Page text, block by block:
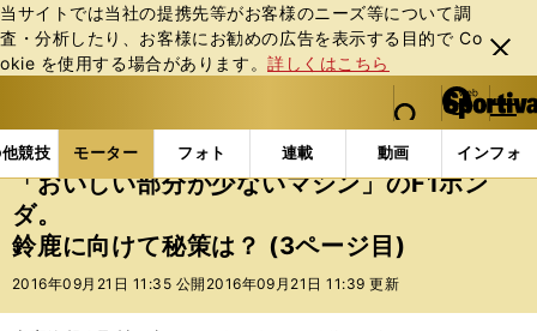
当サイトでは当社の提携先等がお客様のニーズ等について調
査・分析したり、お客様にお勧めの広告を表⽰する⽬的で Co
okie を使⽤する場合があります。詳しくはこちら
閉じ
る
web Sportiva (webスポルティーバ)
検索
マイペ
ー
ジ
メニュ
競技 モーター フォト 連載 動画 インフォ
b
ス
ポ
ル
テ
ー
バ
モーターの記事一覧 モーター F1 「おいしい部
「おいしい部分が少ないマシン」のF1ホン
ダ。
鈴鹿に向けて秘策は？ (3ページ目)
2016年09月21日 11:35 公開 2016年09月21日 11:39 更新